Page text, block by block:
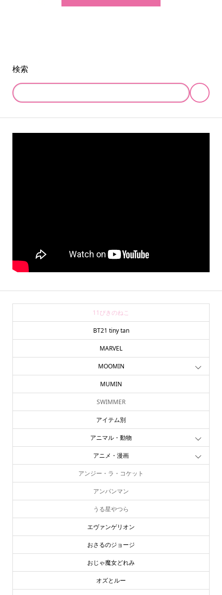
検索
11ぴきのねこ
BT21 tiny tan
MARVEL
MOOMIN
MUMIN
SWIMMER
アイテム別
アニマル・動物
アニメ・漫画
アンジー・ラ・コケット
アンパンマン
うる星やつら
エヴァンゲリオン
おさるのジョージ
おじゃ魔女どれみ
オズとルー
online store company info contact us share me!